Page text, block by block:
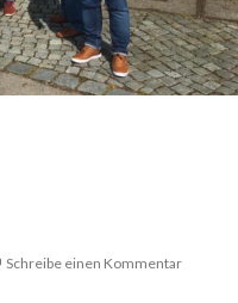
Schreibe einen Kommentar